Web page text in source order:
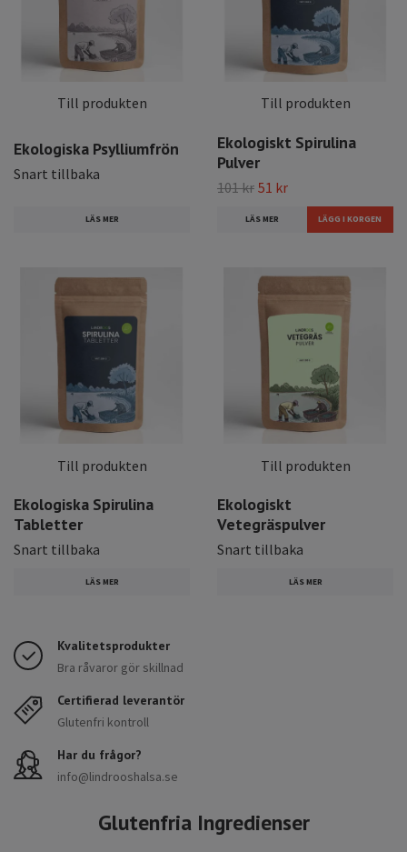
Till produkten
Ekologiska Psylliumfrön
Snart tillbaka
LÄS MER
Till produkten
Ekologiskt Spirulina
Pulver
101 kr 51 kr
LÄS MER
Till produkten
Ekologiska Spirulina
Tabletter
Snart tillbaka
LÄS MER
Till produkten
Ekologiskt
Vetegräspulver
Snart tillbaka
LÄS MER
Kvalitetsprodukter
Bra råvaror gör skillnad
Certifierad leverantör
Glutenfri kontroll
Har du frågor?
info@lindrooshalsa.se
Glutenfria Ingredienser